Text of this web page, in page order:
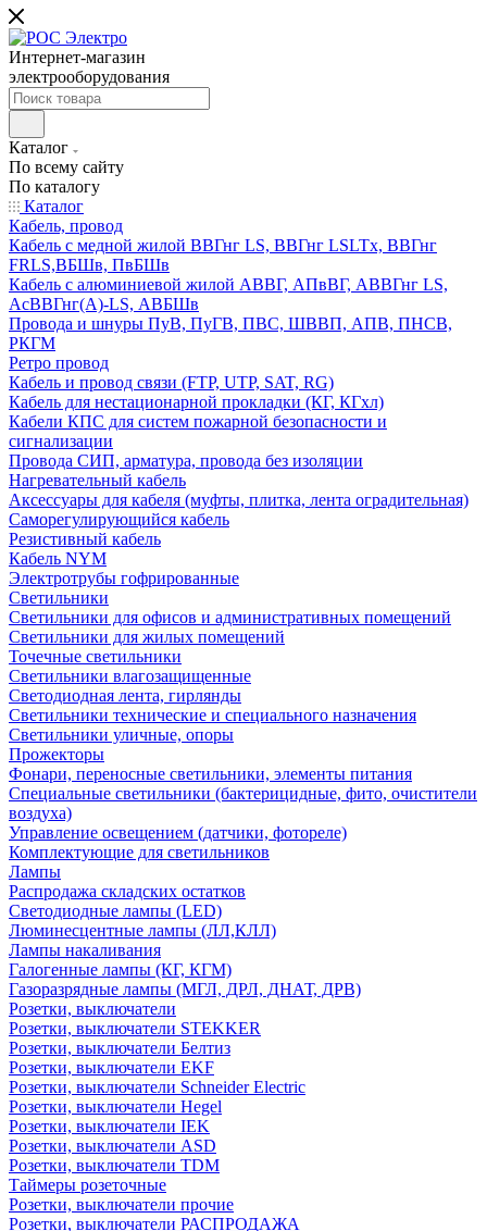
Интернет-магазин
электрооборудования
Каталог
По всему сайту
По каталогу
Каталог
Кабель, провод
Кабель с медной жилой ВВГнг LS, ВВГнг LSLTx, ВВГнг
FRLS,ВБШв, ПвБШв
Кабель с алюминиевой жилой АВВГ, АПвВГ, АВВГнг LS,
АсВВГнг(А)-LS, АВБШв
Провода и шнуры ПуВ, ПуГВ, ПВС, ШВВП, АПВ, ПНСВ,
РКГМ
Ретро провод
Кабель и провод связи (FTP, UTP, SAT, RG)
Кабель для нестационарной прокладки (КГ, КГхл)
Кабели КПС для систем пожарной безопасности и
сигнализации
Провода СИП, арматура, провода без изоляции
Нагревательный кабель
Аксессуары для кабеля (муфты, плитка, лента оградительная)
Саморегулирующийся кабель
Резистивный кабель
Кабель NYM
Электротрубы гофрированные
Светильники
Светильники для офисов и административных помещений
Светильники для жилых помещений
Точечные светильники
Светильники влагозащищенные
Светодиодная лента, гирлянды
Светильники технические и специального назначения
Светильники уличные, опоры
Прожекторы
Фонари, переносные светильники, элементы питания
Специальные светильники (бактерицидные, фито, очистители
воздуха)
Управление освещением (датчики, фотореле)
Комплектующие для светильников
Лампы
Распродажа складских остатков
Светодиодные лампы (LED)
Люминесцентные лампы (ЛЛ,КЛЛ)
Лампы накаливания
Галогенные лампы (КГ, КГМ)
Газоразрядные лампы (МГЛ, ДРЛ, ДНАТ, ДРВ)
Розетки, выключатели
Розетки, выключатели STEKKER
Розетки, выключатели Белтиз
Розетки, выключатели EKF
Розетки, выключатели Schneider Electric
Розетки, выключатели Hegel
Розетки, выключатели IEK
Розетки, выключатели ASD
Розетки, выключатели TDM
Таймеры розеточные
Розетки, выключатели прочие
Розетки, выключатели РАСПРОДАЖА